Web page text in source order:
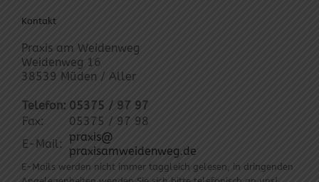
Kontakt
Praxis am Weidenweg
Weidenweg 16
38539 Müden / Aller
Telefon: 05375 / 97 97
Fax:
05375 / 97 98
E-Mail:
praxis@
praxisamweidenweg.de
E-Mails werden nicht immer taggleich gelesen, in dringenden